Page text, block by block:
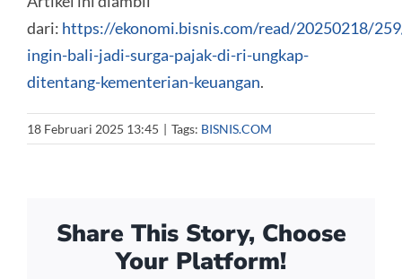
dari: https://ekonomi.bisnis.com/read/20250218/
ingin-bali-jadi-surga-pajak-di-ri-ungkap-
ditentang-kementerian-keuangan.
18 Februari 2025 13:45 | Tags: BISNIS.COM
Share This Story, Choose
Your Platform!